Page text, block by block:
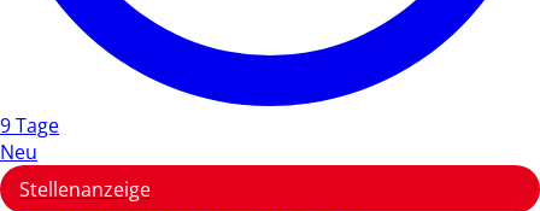
9 Tage
Neu
Stellenanzeige